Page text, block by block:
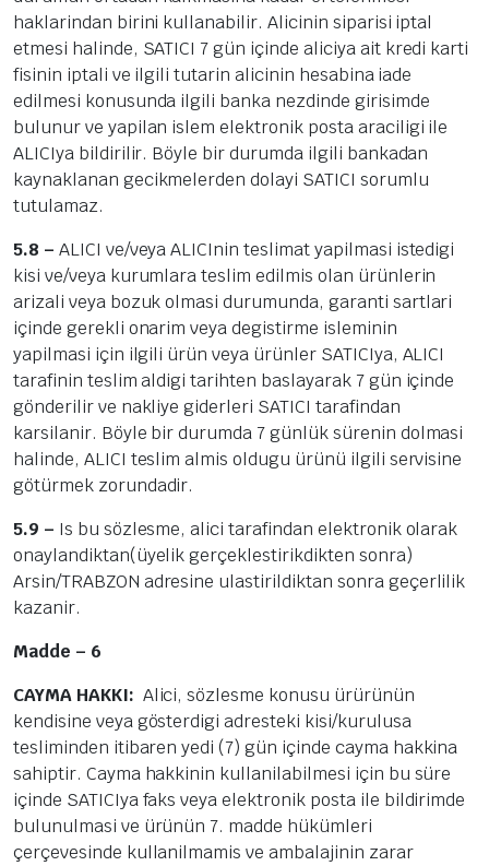
haklarindan birini kullanabilir. Alicinin siparisi iptal
etmesi halinde, SATICI 7 gün içinde aliciya ait kredi karti
fisinin iptali ve ilgili tutarin alicinin hesabina iade
edilmesi konusunda ilgili banka nezdinde girisimde
bulunur ve yapilan islem elektronik posta araciligi ile
ALICIya bildirilir. Böyle bir durumda ilgili bankadan
kaynaklanan gecikmelerden dolayi SATICI sorumlu
tutulamaz.
5.8 – ALICI ve/veya ALICInin teslimat yapilmasi istedigi
kisi ve/veya kurumlara teslim edilmis olan ürünlerin
arizali veya bozuk olmasi durumunda, garanti sartlari
içinde gerekli onarim veya degistirme isleminin
yapilmasi için ilgili ürün veya ürünler SATICIya, ALICI
tarafinin teslim aldigi tarihten baslayarak 7 gün içinde
gönderilir ve nakliye giderleri SATICI tarafindan
karsilanir. Böyle bir durumda 7 günlük sürenin dolmasi
halinde, ALICI teslim almis oldugu ürünü ilgili servisine
götürmek zorundadir.
5.9 – Is bu sözlesme, alici tarafindan elektronik olarak
onaylandiktan(üyelik gerçeklestirikdikten sonra)
Arsin/TRABZON adresine ulastirildiktan sonra geçerlilik
kazanir.
Madde – 6
CAYMA HAKKI: Alici, sözlesme konusu ürürünün
kendisine veya gösterdigi adresteki kisi/kurulusa
tesliminden itibaren yedi (7) gün içinde cayma hakkina
sahiptir. Cayma hakkinin kullanilabilmesi için bu süre
içinde SATICIya faks veya elektronik posta ile bildirimde
bulunulmasi ve ürünün 7. madde hükümleri
çerçevesinde kullanilmamis ve ambalajinin zarar